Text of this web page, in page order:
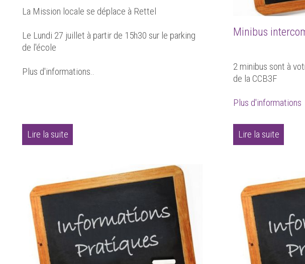
La Mission locale se déplace à Rettel
Le Lundi 27 juillet à partir de 15h30 sur le parking
de l'école
Plus d'informations..
Lire la suite
Minibus
2 minibus sont à
de la CCB3F
Plus d'informations
Lire la suite